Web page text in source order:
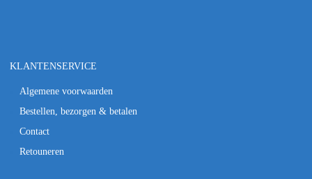
KLANTENSERVICE
Algemene voorwaarden
Bestellen, bezorgen & betalen
Contact
Retouneren